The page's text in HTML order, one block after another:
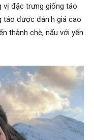
vị đặc trưng giống táo
táo được đán.h giá cao
thành chè, nấu với yến